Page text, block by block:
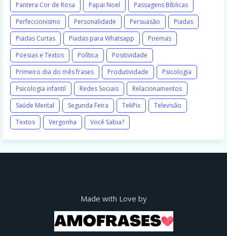
Pantera Cor de Rosa
Papai Noel
Passagens Bíblicas
Perfeccionismo
Personalidade Persuasão
Piadas
Piadas Curtas
Piadas para Whatsapp
Poemas
Poesias e Textos
Política
Positividade
Primeiro dia do mês frases
Produtividade
Psicologia
Psicologia infantil
Redes Sociais
Relacionamentos
Saúde Mental
Segunda Feira TekPix
Televisão
Textos
Vergonha Você Sabia?
Made with Love by